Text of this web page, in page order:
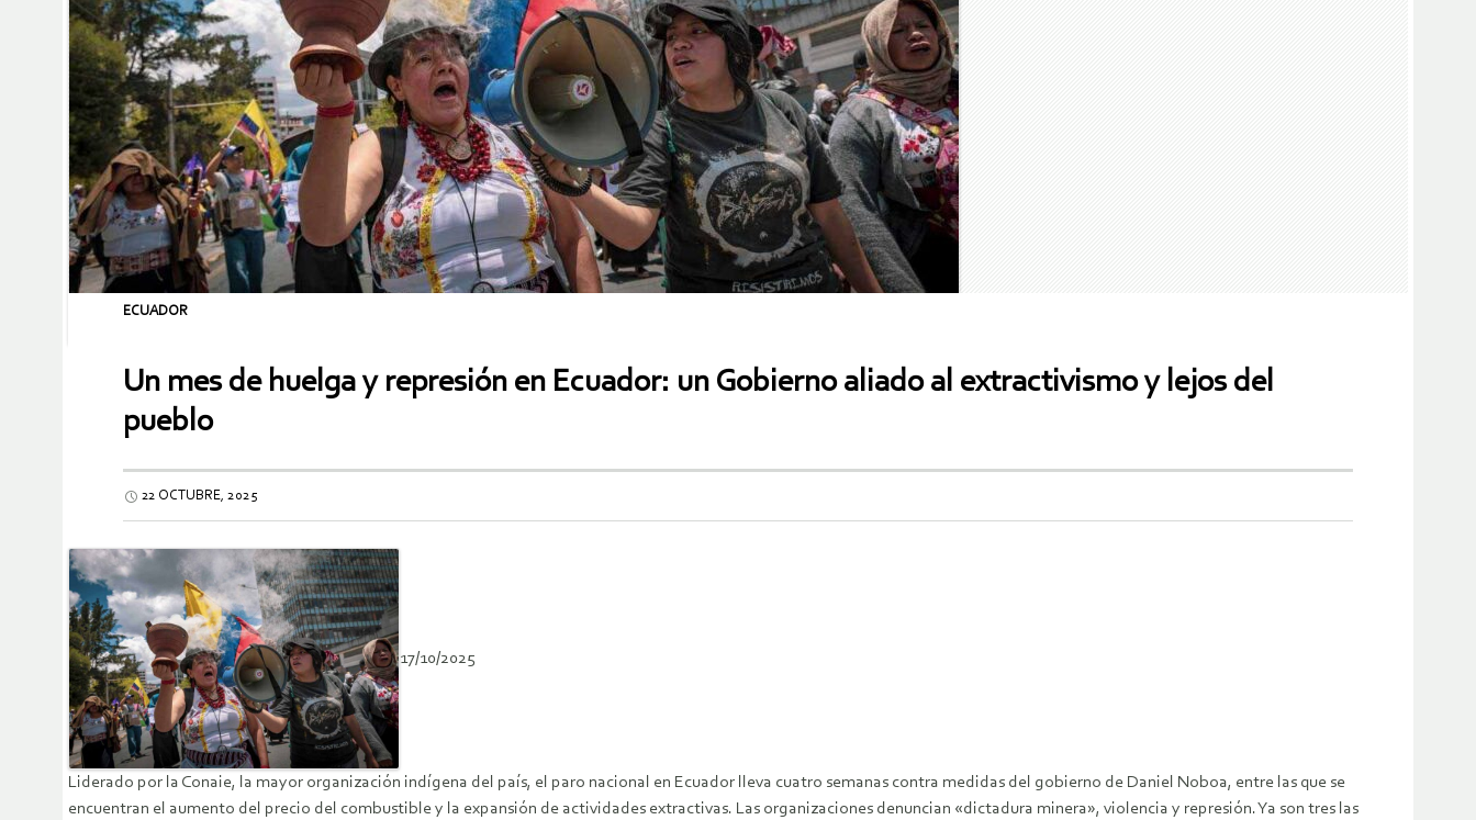
ECUADOR
Un mes de huelga y represión en Ecuador: un Gobierno aliado al extractivismo y lejos del
pueblo
22 OCTUBRE, 2025
17/10/2025
Liderado por la Conaie, la mayor organización indígena del país, el paro nacional en Ecuador lleva cuatro semanas contra medidas del gobierno de Daniel Noboa, entre las que se
encuentran el aumento del precio del combustible y la expansión de actividades extractivas. Las organizaciones denuncian «dictadura minera», violencia y represión. Ya son tres las